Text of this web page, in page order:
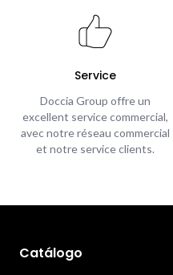
Service
Doccia Group offre un
excellent service commercial,
avec notre réseau commercial
et notre service clients.
Catálogo